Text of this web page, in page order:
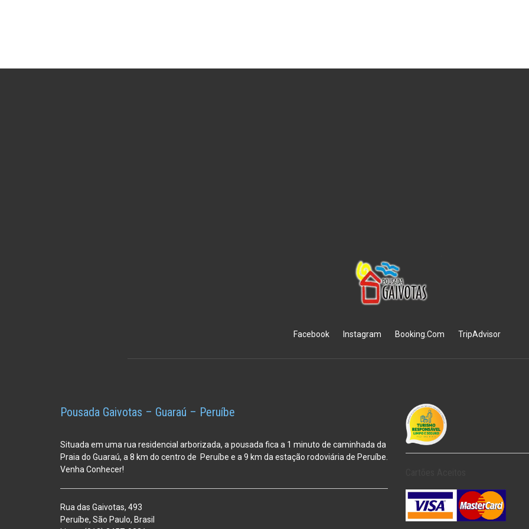
Facebook Instagram Booking.Com TripAdvisor
Pousada Gaivotas – Guaraú – Peruíbe
Situada em uma rua residencial arborizada, a pousada fica a 1 minuto de caminhada da
Praia do Guaraú, a 8 km do centro de Peruíbe e a 9 km da estação rodoviária de Peruíbe.
Venha Conhecer!
Rua das Gaivotas, 493
Peruíbe, São Paulo, Brasil